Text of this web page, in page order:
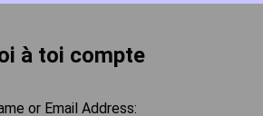
à toi compte
or Email Address: